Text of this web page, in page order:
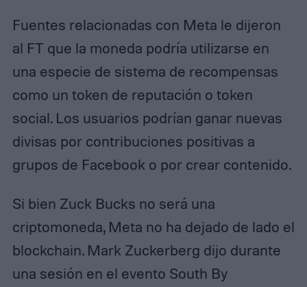
Fuentes relacionadas con Meta le dijeron
al FT que la moneda podría utilizarse en
una especie de sistema de recompensas
como un token de reputación o token
social. Los usuarios podrían ganar nuevas
divisas por contribuciones positivas a
grupos de Facebook o por crear contenido.
Si bien Zuck Bucks no será una
criptomoneda, Meta no ha dejado de lado el
blockchain. Mark Zuckerberg dijo durante
una sesión en el evento South By